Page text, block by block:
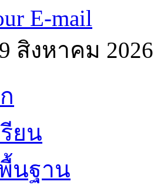
E-mail
สิงหาคม 2026
ยน
นฐาน